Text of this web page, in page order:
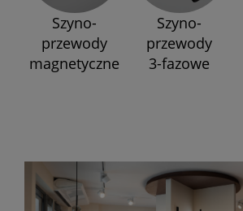
Szyno-
przewody
magnetyczne
Szyno-
przewody
3-fazowe